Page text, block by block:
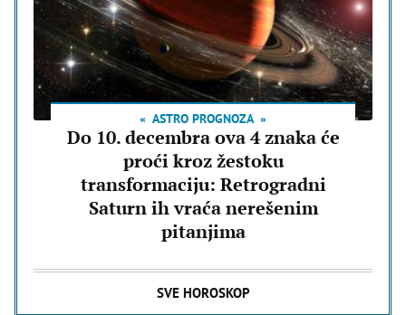
ASTRO PROGNOZA
Do 10. decembra ova 4 znaka će
proći kroz žestoku
transformaciju: Retrogradni
Saturn ih vraća nerešenim
pitanjima
SVE HOROSKOP